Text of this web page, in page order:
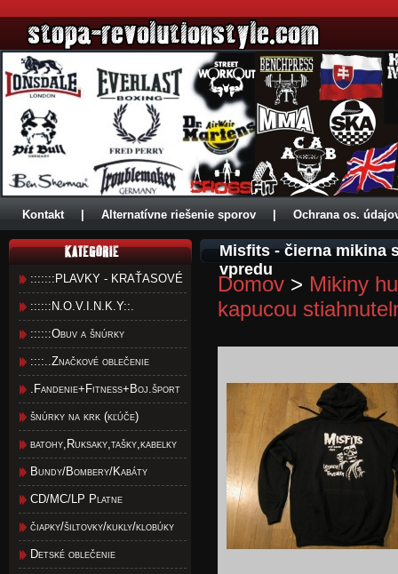
Kontakt Alternatívne riešenie sporov Ochrana os.
:::::::PLAVKY - KRAŤASOVÉ
::::::N.O.V.I.N.K.Y::.
::::::Obuv a šnúrky
::::..Značkové oblečenie
.Fandenie+Fitness+Boj.šport
šnúrky na krk (kľúče)
batohy,Ruksaky,tašky,kabelky
Bundy/Bombery/Kabáty
CD/MC/LP Platne
čiapky/šiltovky/kukly/klobúky
Detské oblečenie
Misfits - čierna mikina
vpredu
Domov > Mikiny
kapucou